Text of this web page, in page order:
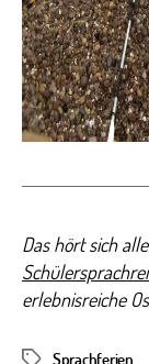
Das hört sich
erlebnisreiche
Schlagwörter
Sprachferien